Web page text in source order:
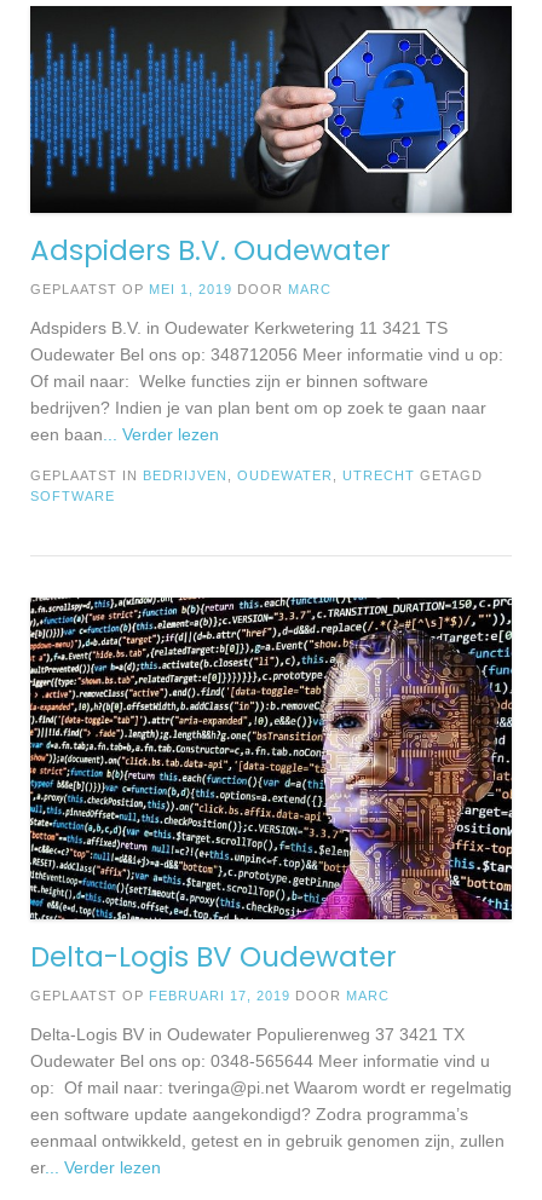
Adspiders B.V. Oudewater
GEPLAATST OP MEI 1, 2019 DOOR MARC
Adspiders B.V. in Oudewater Kerkwetering 11 3421 TS
Oudewater Bel ons op: 348712056 Meer informatie vind u op:
Of mail naar: Welke functies zijn er binnen software
bedrijven? Indien je van plan bent om op zoek te gaan naar
een baan... Verder lezen
GEPLAATST IN BEDRIJVEN OUDEWATER UTRECHT GETAGD
SOFTWARE
Delta-Logis BV Oudewater
GEPLAATST OP FEBRUARI 17, 2019 DOOR MARC
Delta-Logis BV in Oudewater Populierenweg 37 3421 TX
Oudewater Bel ons op: 0348-565644 Meer informatie vind u
op: Of mail naar: tveringa@pi.net Waarom wordt er regelmatig
een software update aangekondigd? Zodra programma’s
eenmaal ontwikkeld, getest en in gebruik genomen zijn, zullen
er... Verder lezen